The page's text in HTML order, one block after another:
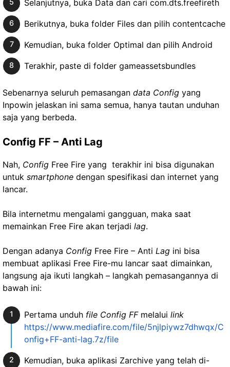
Selanjutnya, buka Data dan cari com.dts.freefireth
Berikutnya, buka folder Files dan pilih contentcache
Kemudian, buka folder Optimal dan pilih Android
Terakhir, paste di folder gameassetsbundles
Sebenarnya seluruh pemasangan data Config yang
Inpowin jelaskan ini sama semua, hanya tautan unduhan
saja yang berbeda.
Config FF – Anti Lag
Nah, Config Free Fire yang terakhir ini bisa digunakan
untuk smartphone dengan spesifikasi dan internet yang
lancar.
Bila internetmu mengalami gangguan, maka saat
memainkan Free Fire akan terjadi lag.
Dengan adanya Config Free Fire – Anti Lag ini bisa
membuat aplikasi Free Fire-mu lancar saat dimainkan,
langsung aja ikuti langkah – langkah pemasangannya di
bawah ini:
Pertama unduh file Config FFmelalui link
https://www.mediafire.com/file/5njlpiywz7dhwqx/C
onfig+FF-anti-lag.7z/file
Kemudian, buka aplikasi Zarchive yang telah di-